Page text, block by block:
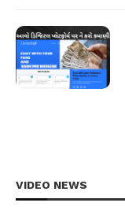
VIDEO NEWS